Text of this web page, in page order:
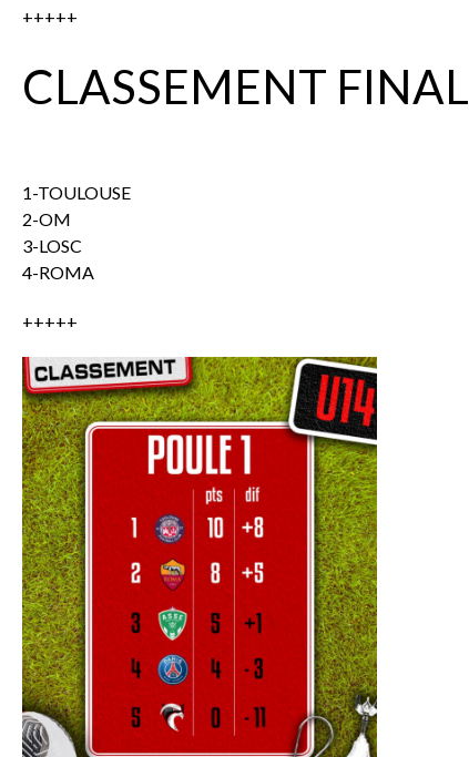
+++++
CLASSEMENT FINAL
1-TOULOUSE
2-OM
3-LOSC
4-ROMA
+++++